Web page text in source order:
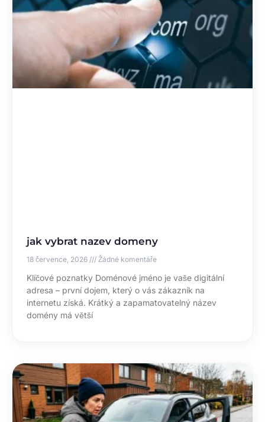
jak vybrat nazev domeny
18 července, 2026 Žádné komentáře
Klíčové poznatky Doménové jméno je vaše digitální
adresa – první dojem, který o vás zákazník na
internetu získá. Krátký a zapamatovatelný název
domény má větší